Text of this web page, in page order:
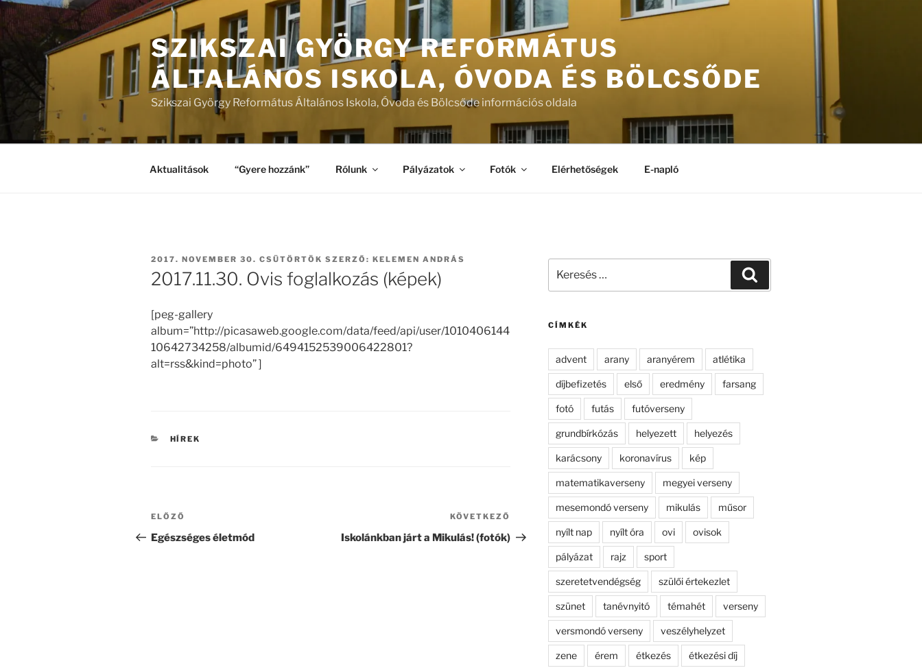
Tartalomhoz
SZIKSZAI GYÖRGY REFORMÁTUS
ÁLTALÁNOS ISKOLA, ÓVODA ÉS BÖLCSŐDE
Szikszai György Református Általános Iskola, Óvoda és Bölcsőde információs oldala
Aktualitások “Gyere hozzánk” Rólunk Pályázatok Fotók Elérhetőségek E-napló
BEKÜLDVE:
2017. NOVEMBER 30. CSÜTÖRTÖK SZERZŐ: KELEMEN ANDRÁS
2017.11.30. Ovis foglalkozás (képek)
[peg-gallery
album=”http://picasaweb.google.com/data/feed/api/user/1010406144
10642734258/albumid/6494152539006422801?
alt=rss&kind=photo” ]
KATEGÓRIÁK
HÍREK
Bejegyzés
navigáció
Korábbi
bejegyzés
ELŐZŐ
Egészséges életmód
Következő
bejegyzés
KÖVETKEZŐ
Iskolánkban járt a Mikulás! (fotók)
következő
CÍMKÉK
advent arany aranyérem atlétika
díjbefizetés első eredmény farsang
fotó futás futóverseny
grundbírkózás helyezett helyezés
karácsony koronavírus kép
matematikaverseny megyei verseny
mesemondó verseny mikulás műsor
nyílt nap nyílt óra ovi ovisok
pályázat rajz sport
szeretetvendégség szülői értekezlet
szünet tanévnyitó témahét verseny
versmondó verseny veszélyhelyzet
zene érem étkezés étkezési díj